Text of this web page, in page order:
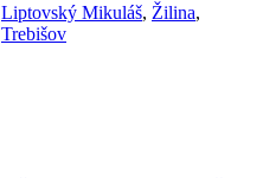
Liptovský Mikuláš, Žilina,
Trebišov